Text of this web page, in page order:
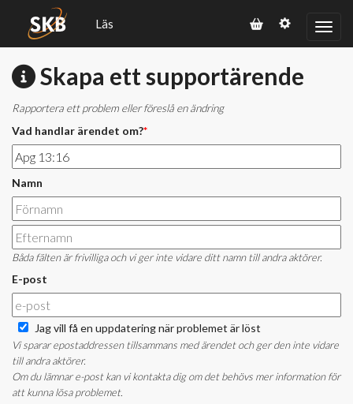
Läs
Skapa ett supportärende
Rapportera ett problem eller föreslå en ändring
Vad handlar ärendet om?*
Namn
Båda fälten är frivilliga och vi ger inte vidare ditt namn till andra aktörer.
E-post
Jag vill få en uppdatering när problemet är löst
Vi sparar epostaddressen tillsammans med ärendet och ger den inte vidare
till andra aktörer.
Om du lämnar e-post kan vi kontakta dig om det behövs mer information för
att kunna lösa problemet.